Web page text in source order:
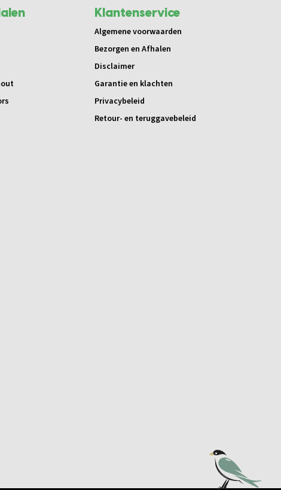
Klantenservice
Algemene voorwaarden
Bezorgen en Afhalen
Disclaimer
Garantie en klachten
Privacybeleid
Retour- en teruggavebeleid